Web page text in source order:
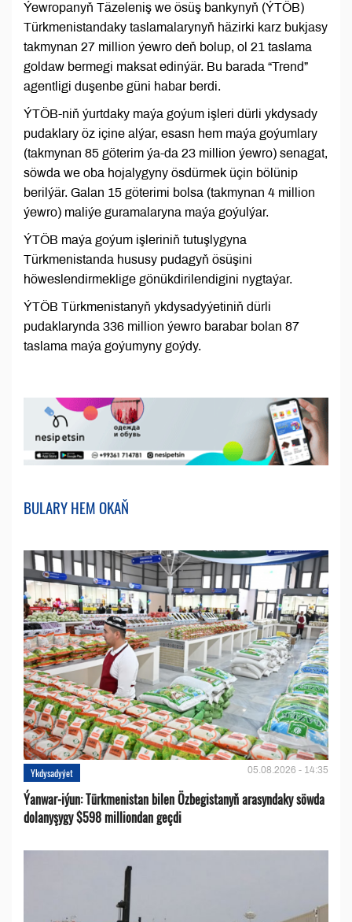
Ýewropanyň Täzeleniş we ösüş bankynyň (ÝTÖB)
Türkmenistandaky taslamalarynyň häzirki karz bukjasy
takmynan 27 million ýewro deň bolup, ol 21 taslama
goldaw bermegi maksat edinýär. Bu barada “Trend”
agentligi duşenbe güni habar berdi.
ÝTÖB-niň ýurtdaky maýa goýum işleri dürli ykdysady
pudaklary öz içine alýar, esasn hem maýa goýumlary
(takmynan 85 göterim ýa-da 23 million ýewro) senagat,
söwda we oba hojalygyny ösdürmek üçin bölünip
berilýär. Galan 15 göterimi bolsa (takmynan 4 million
ýewro) maliýe guramalaryna maýa goýulýar.
ÝTÖB maýa goýum işleriniň tutuşlygyna
Türkmenistanda hususy pudagyň ösüşini
höweslendirmeklige gönükdirilendigini nygtaýar.
ÝTÖB Türkmenistanyň ykdysadyýetiniň dürli
pudaklarynda 336 million ýewro barabar bolan 87
taslama maýa goýumyny goýdy.
BULARY HEM OKAŇ
Ykdysadyýet 05.08.2026 - 14:35
Ýanwar-iýun: Türkmenistan bilen Özbegistanyň arasyndaky söwda
dolanyşygy $598 milliondan geçdi